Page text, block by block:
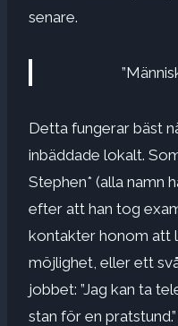
senare.
Detta fungerar bäst
inbäddade lokalt.
Stephen* (alla namn
efter att han tog
kontakter honom att
möjlighet, eller ett
jobbet: ”Jag kan ta
stan för en pratstund.”